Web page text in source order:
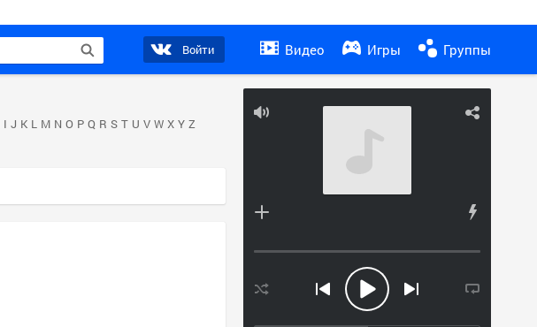
Войти Видео Игры Группы
I J K L M N O P Q R S T U V W X Y Z